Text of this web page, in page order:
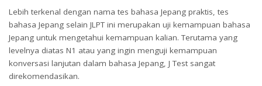
Lebih terkenal dengan nama tes bahasa Jepang praktis, tes
bahasa Jepang selain JLPT ini merupakan uji kemampuan bahasa
Jepang untuk mengetahui kemampuan kalian. Terutama yang
levelnya diatas N1 atau yang ingin menguji kemampuan
konversasi lanjutan dalam bahasa Jepang, J Test sangat
direkomendasikan.